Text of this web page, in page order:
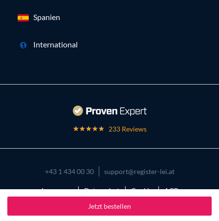
Jetzt bestellen
Spanien
International
233 Reviews
+43 1 434 00 30 support@register-lei.at
Impressum Datenschutz Cookies AGB